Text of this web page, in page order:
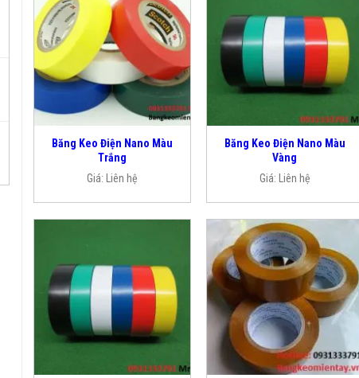
Băng Keo Điện Nano Màu
Trắng
Giá: Liên hệ
Băng Keo Điện Nano Màu
Vàng
Giá: Liên hệ